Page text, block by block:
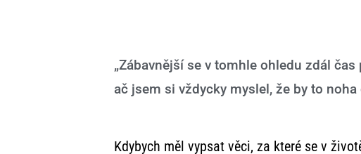
„Zábavnější se v tomhle ohledu zdál
ač jsem si vždycky myslel, že by to noha
Kdybych měl vypsat věci, za které se v